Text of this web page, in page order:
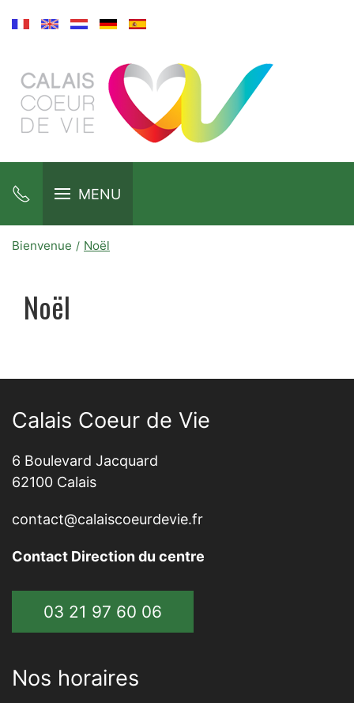
MENU
Bienvenue Noël
Noël
Calais Coeur de Vie
6 Boulevard Jacquard
62100 Calais
contact@calaiscoeurdevie.fr
Contact Direction du centre
03 21 97 60 06
Nos horaires